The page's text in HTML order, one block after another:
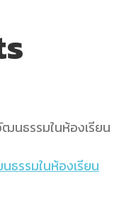
ธรรมในห้องเรียน